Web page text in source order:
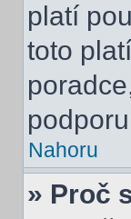
platí
toto
Nahoru
» Proč